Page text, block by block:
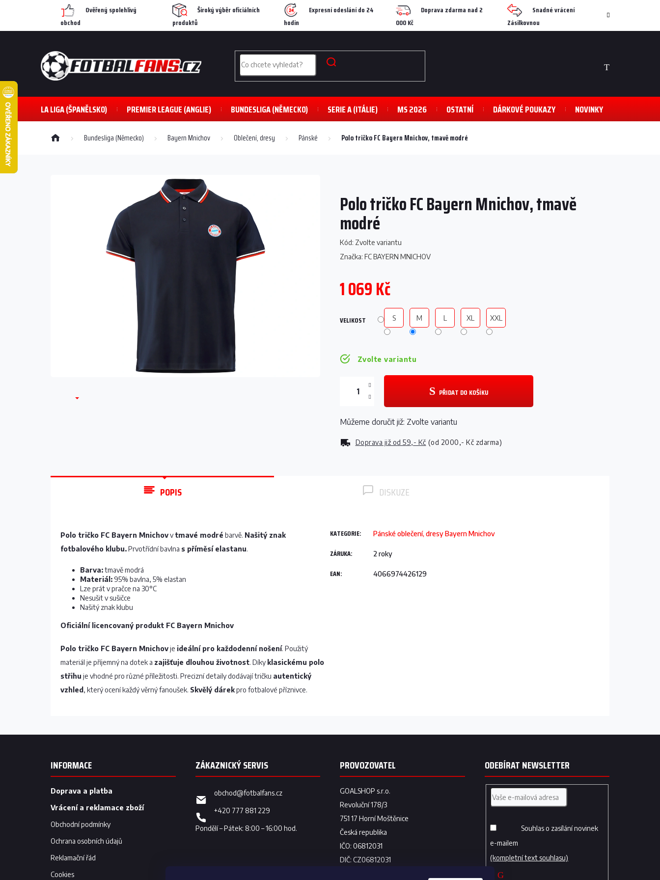
Ověřený spolehlivý
obchod
Široký výběr oficiálních
produktů
Expresní odeslání do 24
hodin
Doprava zdarma nad 2
000 Kč
Snadné vrácení
Zásilkovnou
NÁKUPNÍ
LA LIGA (ŠPANĚLSKO) PREMIER LEAGUE (ANGLIE) BUNDESLIGA (NĚMECKO) SERIE A (ITÁLIE) MS 2026 OSTATNÍ DÁRKOVÉ POUKAZY NOVINKY
Domů Bundesliga (Německo) Bayern Mnichov Oblečení, dresy Pánské Polo tričko FC Bayern Mnichov, tmavě modré
Polo tričko FC Bayern Mnichov, tmavě
modré
Kód: Zvolte variantu
Značka: FC BAYERN MNICHOV
1 069 Kč
cena:
Zvolte variantu
Doprava již od 59,- Kč (od 2000,- Kč zdarma)
VELIKOST S M L XL XXL
PŘIDAT DO KOŠÍKU
Můžeme doručit již: Zvolte variantu
POPIS DISKUZE
Polo tričko FC Bayern Mnichovvtmavé modré barvě. Našitý znak
fotbalového klubu.Prvotřídní bavlna s příměsí elastanu.
Barva:tmavě modrá
Materiál: 95% bavlna, 5% elastan
Lze prát v pračce na 30°C
Nesušit v sušičce
Našitý znak klubu
Oficiální licencovaný produkt FC Bayern Mnichov
Polo tričko FC Bayern Mnichovje ideální pro každodenní nošení. Použitý
materiál je příjemný na dotek a zajišťuje dlouhou životnost. Díky klasickému polo
střihu je vhodné pro různé příležitosti. Precizní detaily dodávají tričku autentický
vzhled , který ocení každý věrný fanoušek. Skvělý dárekpro fotbalové příznivce.
KATEGORIE: Pánské oblečení, dresy Bayern Mnichov
ZÁRUKA: 2 roky
EAN: 4066974426129
Z
INFORMACE
Doprava a platba
Vrácení a reklamace zboží
Obchodní podmínky
Ochrana osobních údajů
Reklamační řád
Cookies
obchod@fotbalfans.cz
+420 777 881 229
ODEBÍRAT NEWSLETTER
Souhlas o zasílání novinek
e-mailem
(kompletní text souhlasu)
PŘIHLÁSIT